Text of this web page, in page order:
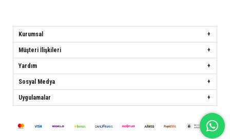
Kurumsal
Müşteri İlişkileri
Yardım
Sosyal Medya
Uygulamalar